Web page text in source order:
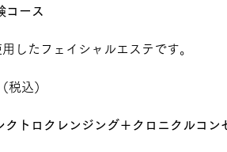
コース
したフェイシャルエステです。
（税込）
クトロクレンジング＋クロニクルコン